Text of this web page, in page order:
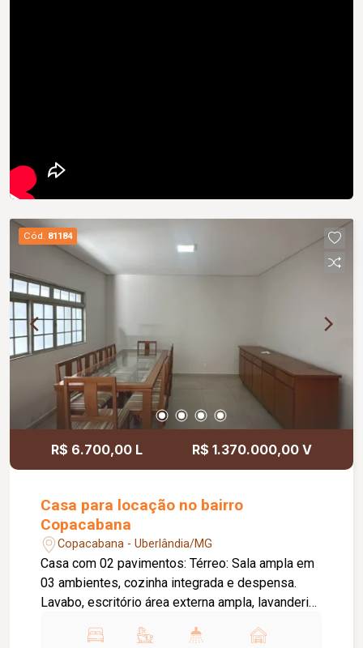
Cód. 81184
R$ 6.700,00 L R$ 1.370.000,00 V
Casa para locação no bairro
Copacabana
Copacabana - Uberlândia/MG
Casa com 02 pavimentos: Térreo: Sala ampla em
03 ambientes, cozinha integrada e despensa.
Lavabo, escritório área externa ampla, lavanderia
coberta para 04 veículos. Piso superior: 04